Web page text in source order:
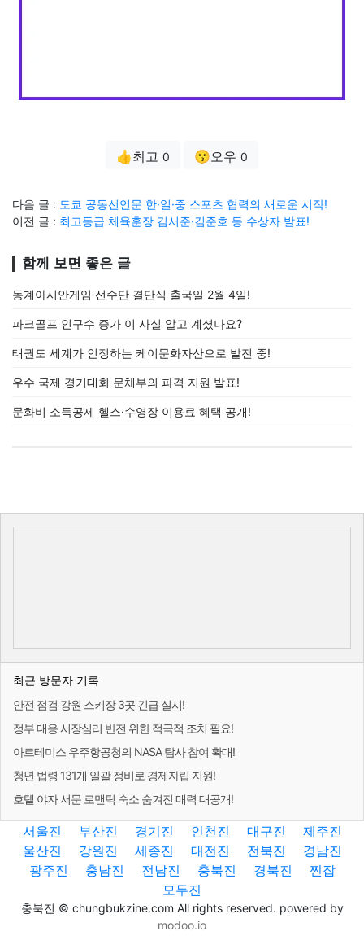
👍최고 0 😗오우 0
다음 글 : 도쿄 공동선언문 한·일·중 스포츠 협력의 새로운 시작!
이전 글 : 최고등급 체육훈장 김서준·김준호 등 수상자 발표!
함께 보면 좋은 글
동계아시안게임 선수단 결단식 출국일 2월 4일!
파크골프 인구수 증가 이 사실 알고 계셨나요?
태권도 세계가 인정하는 케이문화자산으로 발전 중!
우수 국제 경기대회 문체부의 파격 지원 발표!
문화비 소득공제 헬스·수영장 이용료 혜택 공개!
최근 방문자 기록
안전 점검 강원 스키장 3곳 긴급 실시!
정부 대응 시장심리 반전 위한 적극적 조치 필요!
아르테미스 우주항공청의 NASA 탐사 참여 확대!
청년 법령 131개 일괄 정비로 경제자립 지원!
호텔 야자 서문 로맨틱 숙소 숨겨진 매력 대공개!
서울진 부산진 경기진 인천진 대구진
제주진
울산진
강원진 세종진 대전진 전북진
경남진
광주진
충남진 전남진 충북진 경북진
찐잡
모두진
충북진 © chungbukzine.com All rights reserved. powered by
modoo.io